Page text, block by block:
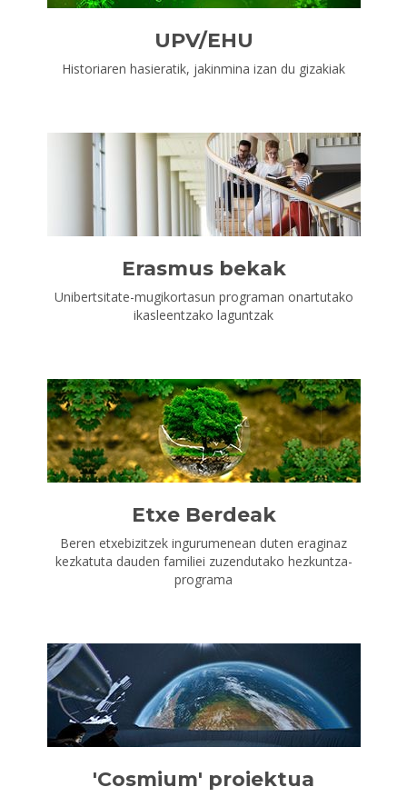
UPV/EHU
Historiaren hasieratik, jakinmina izan du gizakiak
Erasmus bekak
Unibertsitate-mugikortasun programan onartutako
ikasleentzako laguntzak
Etxe Berdeak
Beren etxebizitzek ingurumenean duten eraginaz
kezkatuta dauden familiei zuzendutako hezkuntza-
programa
'Cosmium' proiektua